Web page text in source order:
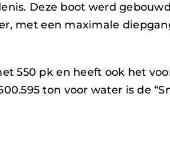
Deze boot werd
met een maximale
550 pk en heeft ook het
ton voor water is de